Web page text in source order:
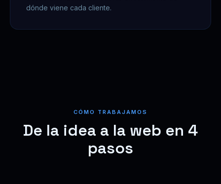
dónde viene cada cliente.
CÓMO TRABAJAMOS
De la idea a la web en 4
pasos